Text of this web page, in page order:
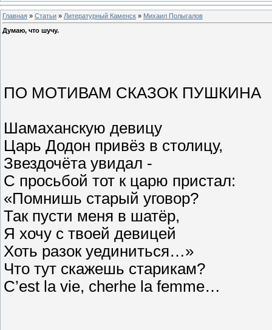
Главная » Статьи » Литературный Каменск » Михаил Полыгалов
Думаю, что шучу.
ПО МОТИВАМ СКАЗОК ПУШКИНА
Шамаханскую девицу
Царь Додон привёз в столицу,
Звездочёта увидал -
С просьбой тот к царю пристал:
«Помнишь старый уговор?
Так пусти меня в шатёр,
Я хочу с твоей девицей
Хоть разок уединиться…»
Что тут скажешь старикам?
C’est la vie, cherhe la femme…